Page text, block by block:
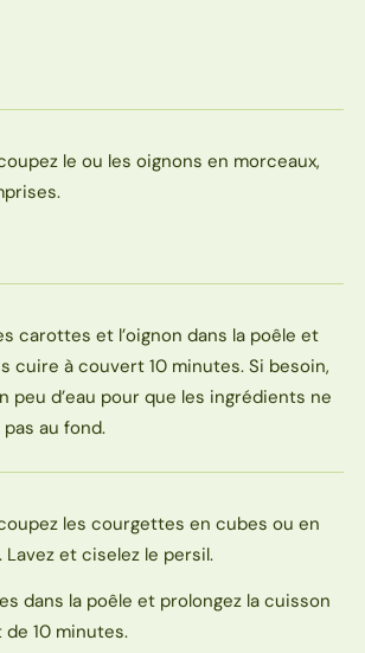
le ou les oignons en morceaux,
carottes et l’oignon dans la poêle et
cuire à couvert 10 minutes. Si besoin,
peu d’eau pour que les ingrédients ne
au fond.
les courgettes en cubes ou en
Lavez et ciselez le persil.
dans la poêle et prolongez la cuisson
10 minutes.